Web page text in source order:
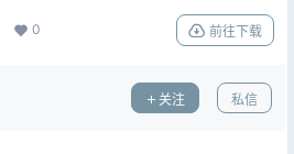
0 前往下载
关注 私信